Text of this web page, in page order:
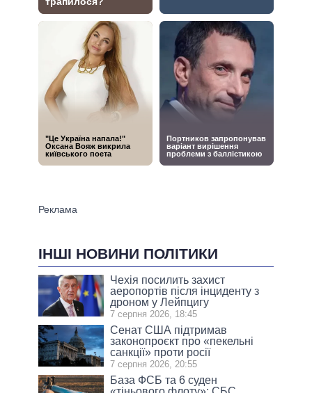
ІНШІ НОВИНИ ПОЛІТИКИ
Чехія посилить захист
аеропортів після інциденту з
дроном у Лейпцигу
7 серпня 2026, 18:45
Сенат США підтримав
законопроєкт про «пекельні
санкції» проти росії
7 серпня 2026, 20:55
База ФСБ та 6 суден